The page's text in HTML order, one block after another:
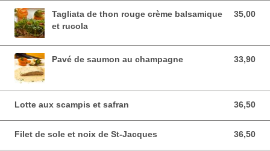
Tagliata de thon rouge crème balsamique
et rucola
35,00
35,00 EUR
Pavé de saumon au champagne 33,90
33,90 EUR
Lotte aux scampis et safran 36,50
36,50 EUR
Filet de sole et noix de St-Jacques 36,50
36,50 EUR